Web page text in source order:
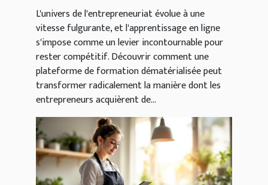
entrepreneurs ?
L'univers de l'entrepreneuriat évolue à une
vitesse fulgurante, et l'apprentissage en ligne
s'impose comme un levier incontournable pour
rester compétitif. Découvrir comment une
plateforme de formation dématérialisée peut
transformer radicalement la manière dont les
entrepreneurs acquièrent de...